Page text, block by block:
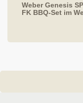
Weber Genesis
FK BBQ-Set im